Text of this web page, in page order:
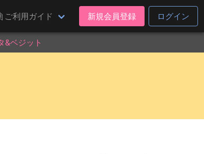
ご利用ガイド 新規会員登録 ログイン
&ベジット